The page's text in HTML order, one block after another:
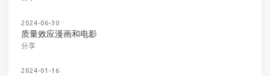
2024-06-30
质量效应漫画和电影
分享
2024-01-16